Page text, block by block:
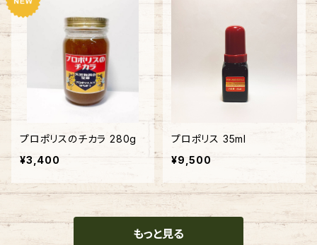
プロポリスのチカラ 280g
¥3,400
プロポリス 35ml
¥9,500
もっと見る